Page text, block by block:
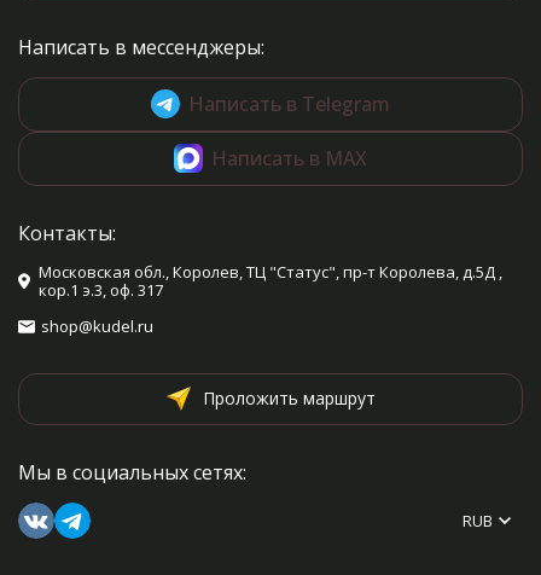
Написать в мессенджеры:
Написать в Telegram
Написать в MAX
Контакты:
Московская обл., Королев, ТЦ "Статус", пр-т Королева, д.5Д ,
кор.1 э.3, оф. 317
shop@kudel.ru
Проложить маршрут
Мы в социальных сетях:
RUB